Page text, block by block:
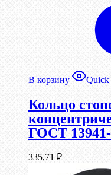
В корзину
Кольцо
ГОСТ 13941-
335,71 ₽